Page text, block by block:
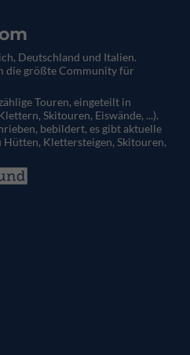
Deutschland und Italien.
die größte Community für
Touren, eingeteilt in
Skitouren, Eiswände, ...).
bebildert, es gibt aktuelle
Klettersteigen, Skitouren,